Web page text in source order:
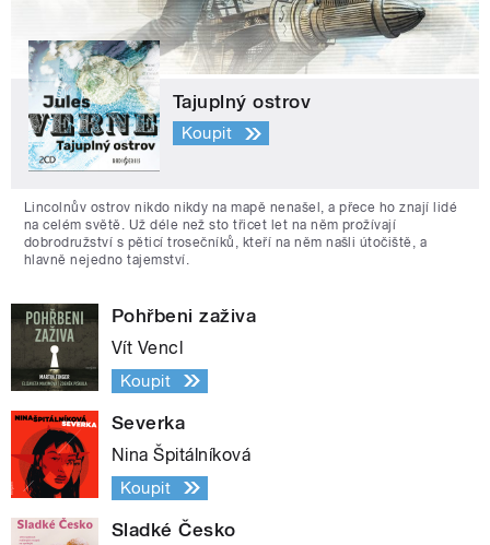
Tajuplný ostrov
Koupit
Lincolnův ostrov nikdo nikdy na mapě nenašel, a přece ho znají lidé
na celém světě. Už déle než sto třicet let na něm prožívají
dobrodružství s pěticí trosečníků, kteří na něm našli útočiště, a
hlavně nejedno tajemství.
Pohřbeni zaživa
Vít Vencl
Koupit
Severka
Nina Špitálníková
Koupit
Sladké Česko